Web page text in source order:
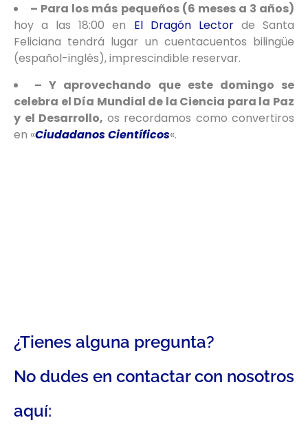
– Para los más pequeños (6 meses a 3 años)
hoy a las 18:00 en El Dragón Lectorde Santa
Feliciana tendrá lugar un cuentacuentos bilingüe
(español-inglés), imprescindible reservar.
– Y aprovechando que este domingo se
celebra el Día Mundial de la Ciencia para la Paz
y el Desarrollo, os recordamos como convertiros
en «Ciudadanos Científicos«.
¿Tienes alguna pregunta?
No dudes en contactar con nosotros
aquí: